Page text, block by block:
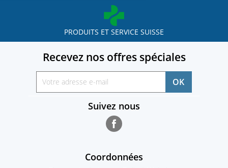
PRODUITS ET SERVICE SUISSE
Recevez nos offres spéciales
Suivez nous
Coordonnées